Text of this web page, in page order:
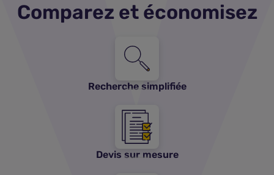
Comparez et économisez
Recherche simplifiée
Devis sur mesure